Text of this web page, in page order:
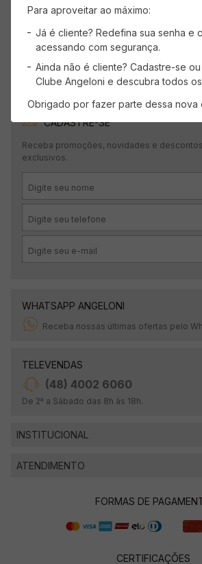
Mais recentes Todos
Carregando avaliações…
CADASTRE-SE
Receba promoções, novidades e descontos
exclusivos.
WHATSAPP ANGELONI
Receba nossas últimas ofertas pelo
TELEVENDAS
(48) 4002 6060
De 2ª a Sábado das 8h às 18h.
INSTITUCIONAL
ATENDIMENTO
FORMAS DE
CERTIFICAÇÕES
Para aproveitar ao máximo:
Já é cliente? Redefina sua senha e
acessando com segurança.
Ainda não é cliente? Cadastre-se
Clube Angeloni e descubra todos
Obrigado por fazer parte dessa nova